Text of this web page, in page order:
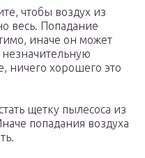
чтобы воздух из
весь. Попадание
иначе он может
ничего хорошего это
щетку пылесоса из
попадания воздуха